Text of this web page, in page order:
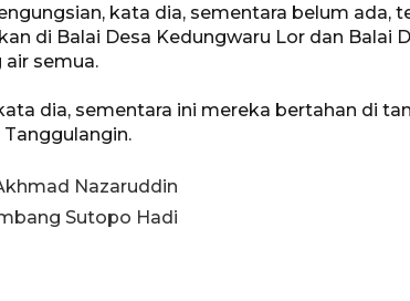
kata dia, sementara belum ada,
di Balai Desa Kedungwaru Lor dan Balai
semua.
dia, sementara ini mereka bertahan di
Nazaruddin
Sutopo Hadi